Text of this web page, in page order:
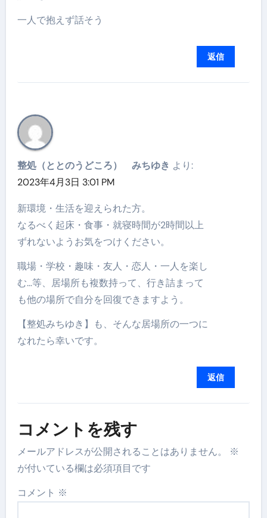
一人で抱えず話そう
返信
整処（ととのうどころ） みちゆき より:
2023年4月3日 3:01 PM
新環境・生活を迎えられた方。
なるべく起床・食事・就寝時間が2時間以上
ずれないようお気をつけください。
職場・学校・趣味・友人・恋人・一人を楽し
む…等、居場所も複数持って、行き詰まって
も他の場所で自分を回復できますよう。
【整処みちゆき】も、そんな居場所の一つに
なれたら幸いです。
返信
コメントを残す
メールアドレスが公開されることはありません。
※
が付いている欄は必須項目です
コメント ※